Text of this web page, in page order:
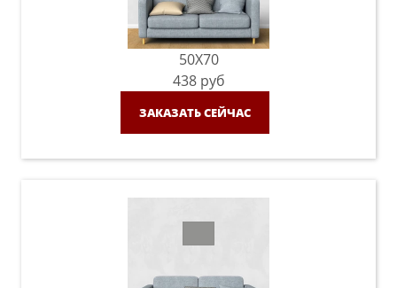
50X70
438 руб
ЗАКАЗАТЬ СЕЙЧАС